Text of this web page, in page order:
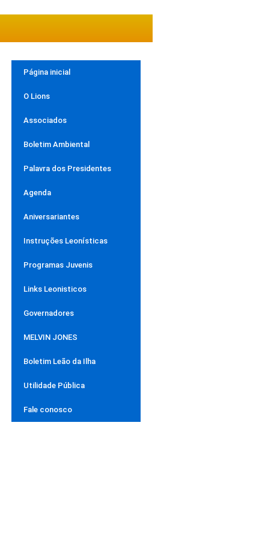
Página inicial
O Lions
Associados
Boletim Ambiental
Palavra dos Presidentes
Agenda
Aniversariantes
Instruções Leonísticas
Programas Juvenis
Links Leonisticos
Governadores
MELVIN JONES
Boletim Leão da Ilha
Utilidade Pública
Fale conosco